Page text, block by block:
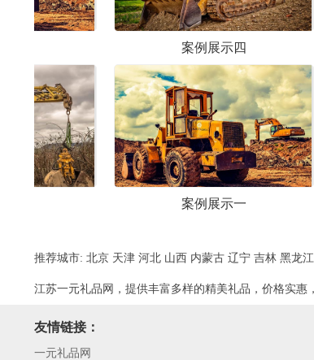
推荐城市: 北京 天津 河北 山西 内蒙古 辽宁 吉林 黑龙江
江苏一元礼品网，提供丰富多样的精美礼品，价格实惠
友情链接：
一元礼品网